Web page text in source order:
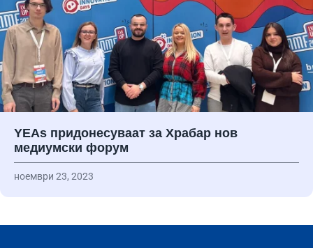
YEAs придонесуваат за Храбар нов
медиумски форум
ноември 23, 2023